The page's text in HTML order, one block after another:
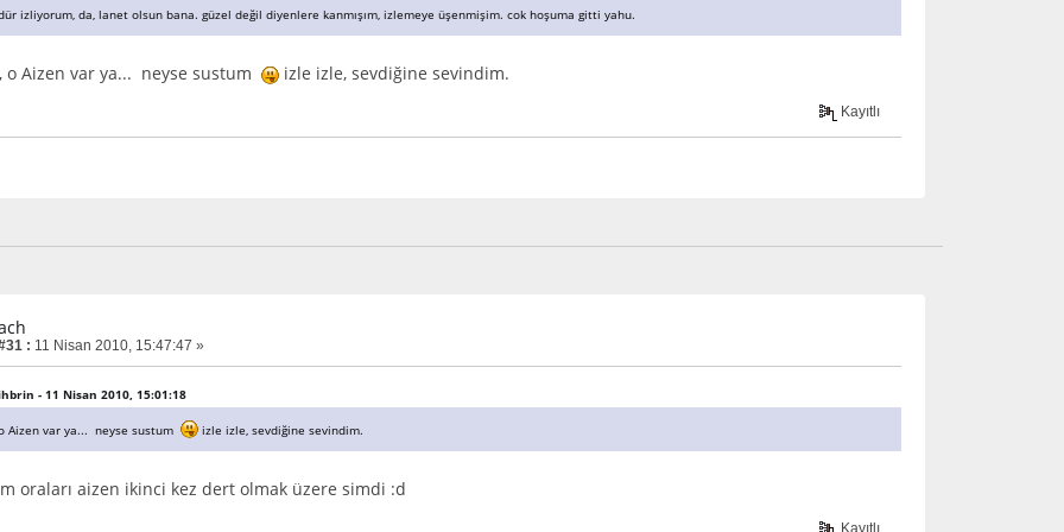
izliyorum, da, lanet olsun bana. güzel değil diyenlere kanmışım, izlemeye üşenmişim. cok hoşuma gitti yahu.
o Aizen var ya... neyse sustum izle izle, sevdiğine sevindim.
Kayıtlı
: 11 Nisan 2010, 15:47:47 »
- 11 Nisan 2010, 15:01:18
Aizen var ya... neyse sustum izle izle, sevdiğine sevindim.
oraları aizen ikinci kez dert olmak üzere simdi :d
Kayıtlı